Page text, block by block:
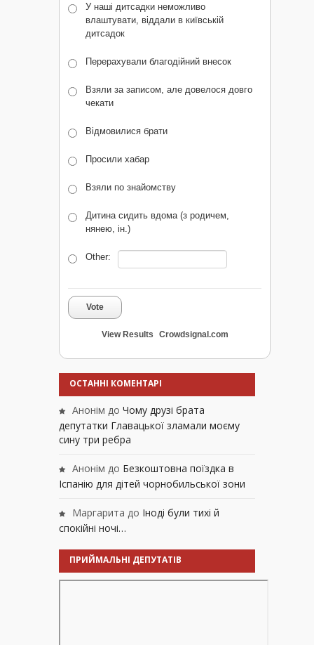
У наші дитсадки неможливо
влаштувати, віддали в київській
дитсадок
Перерахували благодійний внесок
Взяли за записом, але довелося довго
чекати
Відмовилися брати
Просили хабар
Взяли по знайомству
Дитина сидить вдома (з родичем,
нянею, ін.)
Other:
Vote
View Results Crowdsignal.com
ОСТАННІ КОМЕНТАРІ
Анонім до Чому друзі брата
депутатки Главацької зламали моєму
сину три ребра
Анонім до Безкоштовна поїздка в
Іспанію для дітей чорнобильської зони
Маргарита до Іноді були тихі й
спокійні ночі…
ПРИЙМАЛЬНІ ДЕПУТАТІВ